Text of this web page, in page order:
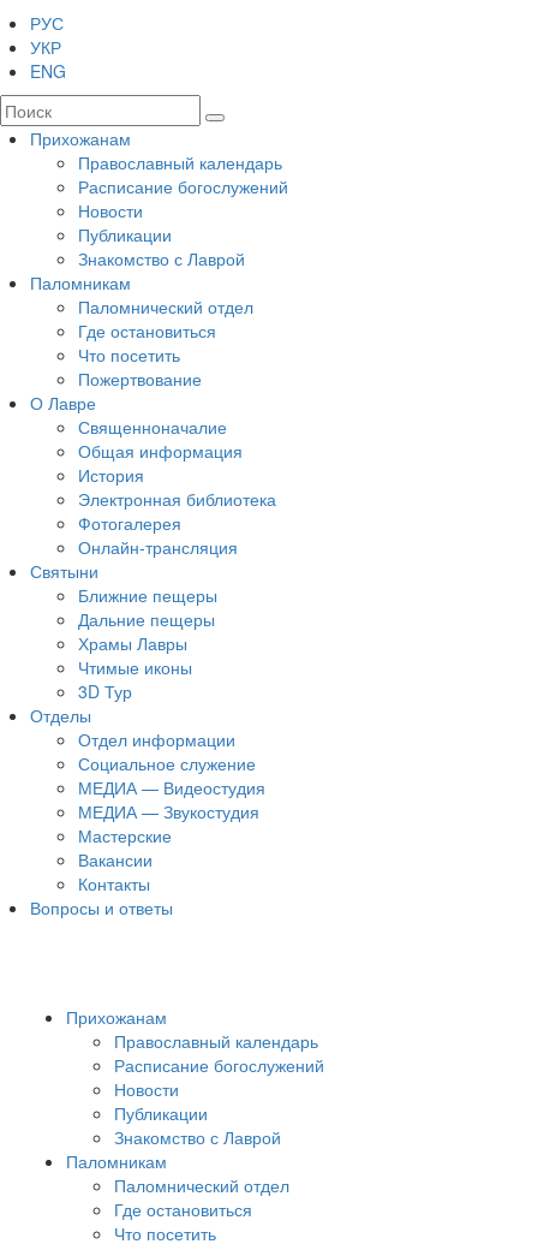
РУС
УКР
ENG
Прихожанам
Православный календарь
Расписание богослужений
Новости
Публикации
Знакомство с Лаврой
Паломникам
Паломнический отдел
Где остановиться
Что посетить
Пожертвование
О Лавре
Священноначалие
Общая информация
История
Электронная библиотека
Фотогалерея
Онлайн-трансляция
Святыни
Ближние пещеры
Дальние пещеры
Храмы Лавры
Чтимые иконы
3D Тур
Отделы
Отдел информации
Социальное служение
МЕДИА — Видеостудия
МЕДИА — Звукостудия
Мастерские
Вакансии
Контакты
Вопросы и ответы
Прихожанам
Православный календарь
Расписание богослужений
Новости
Публикации
Знакомство с Лаврой
Паломникам
Паломнический отдел
Где остановиться
Что посетить